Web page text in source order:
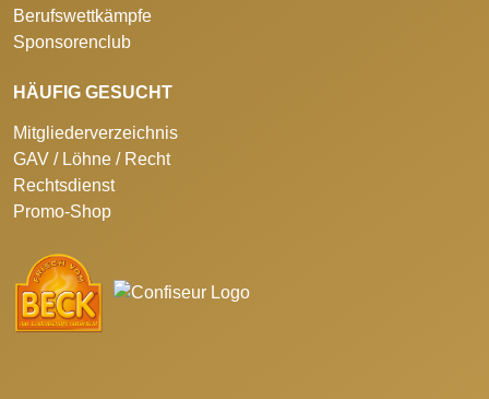
Berufswettkämpfe
Sponsorenclub
HÄUFIG GESUCHT
Mitgliederverzeichnis
GAV / Löhne / Recht
Rechtsdienst
Promo-Shop